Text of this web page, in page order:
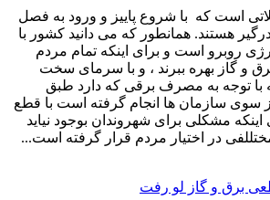
است که با شروع پاییز و ورود به فصل
هستند. همانطور که می دانید کشور با
روبرو است و برای اینکه تمام مردم
و گاز بهره ببرند ، و با سرمای سخت
با توجه به مصرف برقی که دارد طبق
سوی سازمان ها انجام گرفته است با قطع
مشکلی برای شهروندان بوجود نیاید
مختللفی در اختیار مردم قرار گرفته است...